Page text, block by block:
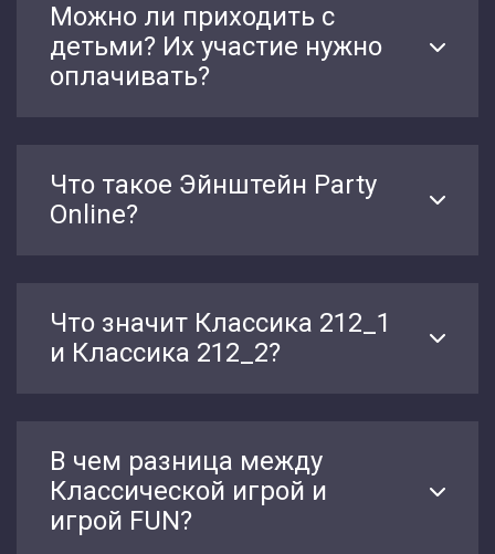
Можно ли приходить с
детьми? Их участие нужно
оплачивать?
Что такое Эйнштейн Party
Online?
Что значит Классика 212_1
и Классика 212_2?
В чем разница между
Классической игрой и
игрой FUN?